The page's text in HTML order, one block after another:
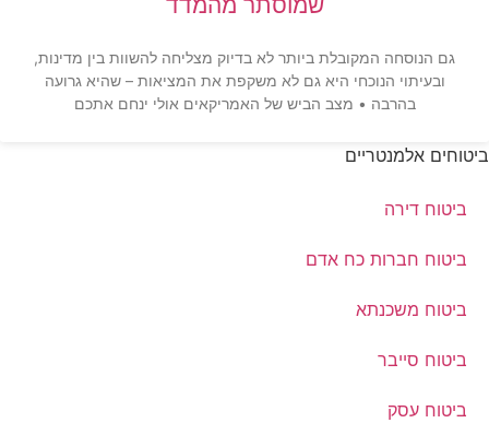
גם הנוסחה המקובלת ביותר לא בדיוק מצליחה להשוות בין מדינות,
ובעיתוי הנוכחי היא גם לא משקפת את המציאות – שהיא גרועה
בהרבה • מצב הביש של האמריקאים אולי ינחם אתכם
ביטוחים אלמנטריים
ביטוח דירה
ביטוח חברות כח אדם
ביטוח משכנתא
ביטוח סייבר
ביטוח עסק